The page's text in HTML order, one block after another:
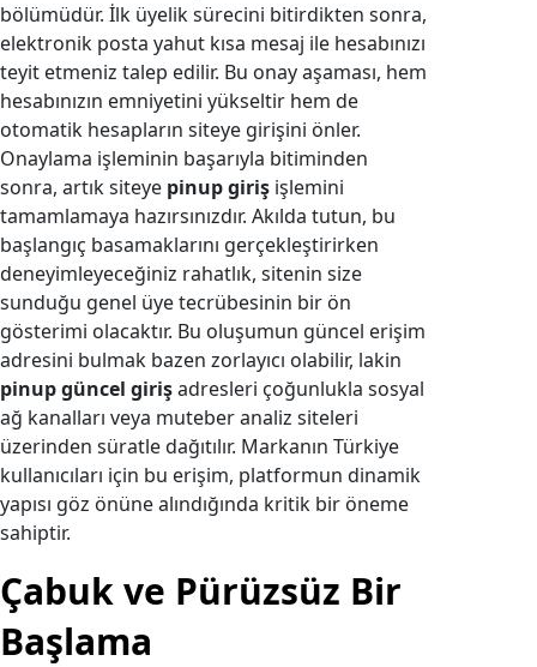
bölümüdür. İlk üyelik sürecini bitirdikten sonra,
elektronik posta yahut kısa mesaj ile hesabınızı
teyit etmeniz talep edilir. Bu onay aşaması, hem
hesabınızın emniyetini yükseltir hem de
otomatik hesapların siteye girişini önler.
Onaylama işleminin başarıyla bitiminden
sonra, artık siteye pinup giriş işlemini
tamamlamaya hazırsınızdır. Akılda tutun, bu
başlangıç basamaklarını gerçekleştirirken
deneyimleyeceğiniz rahatlık, sitenin size
sunduğu genel üye tecrübesinin bir ön
gösterimi olacaktır. Bu oluşumun güncel erişim
adresini bulmak bazen zorlayıcı olabilir, lakin
pinup güncel girişadresleri çoğunlukla sosyal
ağ kanalları veya muteber analiz siteleri
üzerinden süratle dağıtılır. Markanın Türkiye
kullanıcıları için bu erişim, platformun dinamik
yapısı göz önüne alındığında kritik bir öneme
sahiptir.
Çabuk ve Pürüzsüz Bir
Başlama